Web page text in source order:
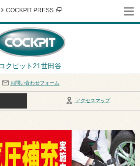
コクピット21世田谷
COCKPIT PRESS
お問い合わせフォーム
アクセスマップ
17:30になります。 / 定休日：8月定休日は火曜日、水曜日とな
ます。ご注意ください。